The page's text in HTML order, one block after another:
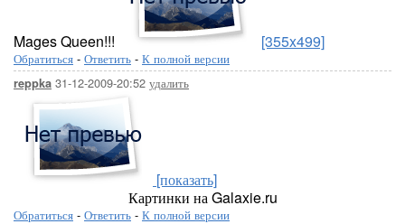
Mages Queen!!! [355x499]
Обратиться - Ответить - К полной версии
reppka 31-12-2009-20:52 удалить
[показать]
Картинки на Galaxie.ru
Обратиться - Ответить - К полной версии